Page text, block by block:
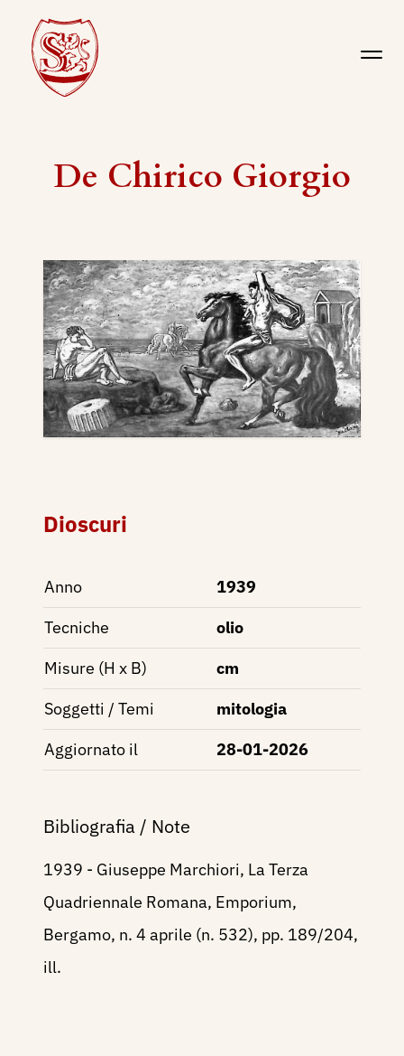
De Chirico Giorgio
Dioscuri
Anno
1939
Tecniche
olio
Misure (H x B)
cm
Soggetti / Temi
mitologia
Aggiornato il
28-01-2026
Bibliografia / Note
1939 - Giuseppe Marchiori, La Terza
Quadriennale Romana, Emporium,
Bergamo, n. 4 aprile (n. 532), pp. 189/204,
ill.